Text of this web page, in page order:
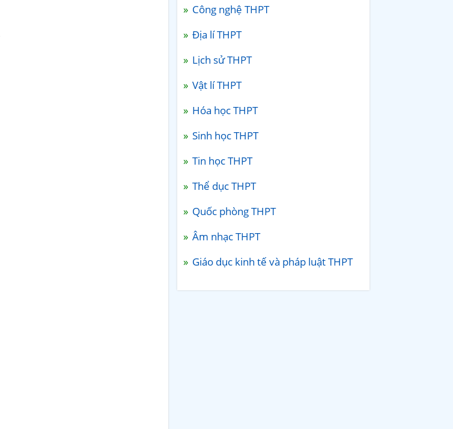
Công nghệ THPT
Địa lí THPT
Lịch sử THPT
Vật lí THPT
Hóa học THPT
Sinh học THPT
Tin học THPT
Thể dục THPT
Quốc phòng THPT
Âm nhạc THPT
Giáo dục kinh tế và pháp luật THPT